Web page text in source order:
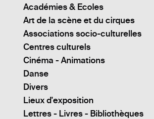
Académies & Ecoles
Art de la scène et du cirques
Associations socio-culturelles
Centres culturels
Cinéma - Animations
Danse
Divers
Lieux d'exposition
Lettres - Livres - Bibliothèques